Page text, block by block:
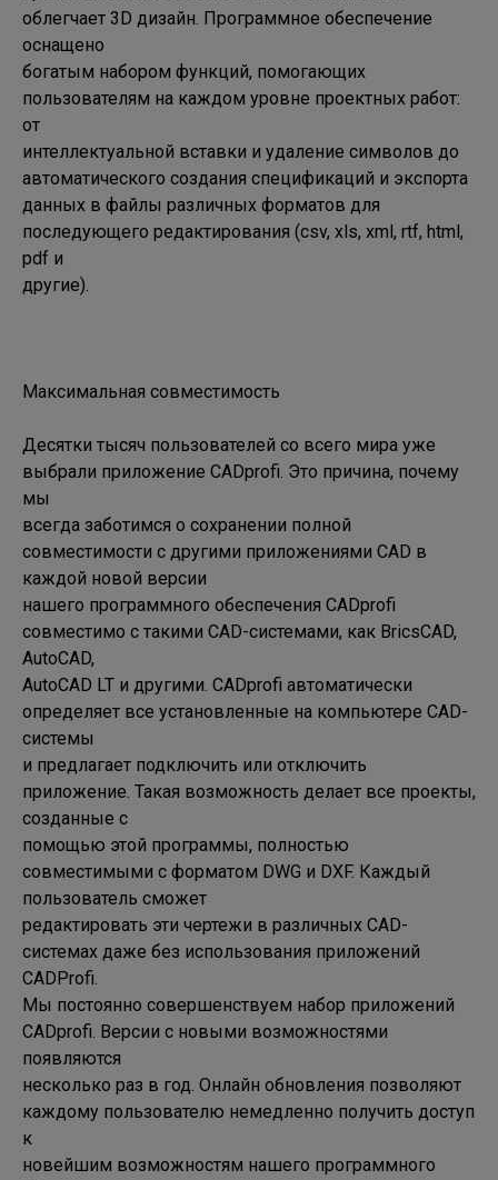
облегчает 3D дизайн. Программное обеспечение
оснащено
богатым набором функций, помогающих
пользователям на каждом уровне проектных работ:
от
интеллектуальной вставки и удаление символов до
автоматического создания спецификаций и экспорта
данных в файлы различных форматов для
последующего редактирования (csv, xls, xml, rtf, html,
pdf и
другие).
Максимальная совместимость
Десятки тысяч пользователей со всего мира уже
выбрали приложение CADprofi. Это причина, почему
мы
всегда заботимся о сохранении полной
совместимости с другими приложениями CAD в
каждой новой версии
нашего программного обеспечения CADprofi
совместимо с такими CAD-системами, как BricsCAD,
AutoCAD,
AutoCAD LT и другими. CADprofi автоматически
определяет все установленные на компьютере CAD-
системы
и предлагает подключить или отключить
приложение. Такая возможность делает все проекты,
созданные с
помощью этой программы, полностью
совместимыми с форматом DWG и DXF. Каждый
пользователь сможет
редактировать эти чертежи в различных CAD-
системах даже без использования приложений
CADProfi.
Мы постоянно совершенствуем набор приложений
CADprofi. Версии с новыми возможностями
появляются
несколько раз в год. Онлайн обновления позволяют
каждому пользователю немедленно получить доступ
к
новейшим возможностям нашего программного